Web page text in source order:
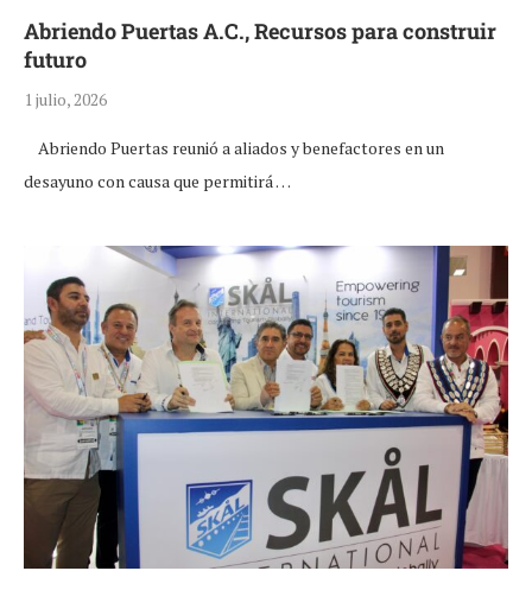
Abriendo Puertas A.C., Recursos para construir
futuro
1 julio, 2026
Abriendo Puertas reunió a aliados y benefactores en un
desayuno con causa que permitirá …